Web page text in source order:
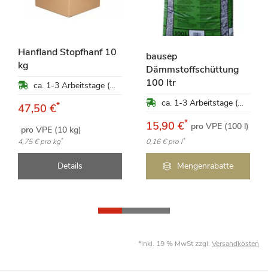
Hanfland Stopfhanf 10
kg
ca. 1-3 Arbeitstage (Mo-Fr)
47,50 €*
pro VPE (10 kg)
4,75 €pro kg*
Details
bausep
Dämmstoffschüttung
100 ltr
ca. 1-3 Arbeitstage (Mo-Fr)
15,90 €* pro VPE (100 l)
0,16 €pro l*
Mengenrabatte
*inkl. 19 % MwSt zzgl. Versandkosten